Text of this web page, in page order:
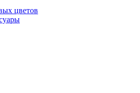
цветов